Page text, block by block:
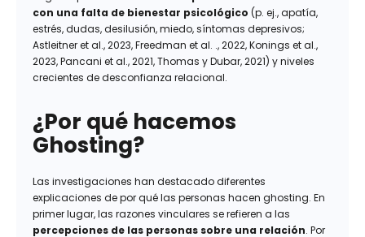
con una falta de bienestar psicológico (p. ej., apatía,
estrés, dudas, desilusión, miedo, síntomas depresivos;
Astleitner et al., 2023, Freedman et al. ., 2022, Konings et al.,
2023, Pancani et al., 2021, Thomas y Dubar, 2021) y niveles
crecientes de desconfianza relacional.
¿Por qué hacemos
Ghosting?
Las investigaciones han destacado diferentes
explicaciones de por qué las personas hacen ghosting. En
primer lugar, las razones vinculares se refieren a las
percepciones de las personas sobre una relación. Por